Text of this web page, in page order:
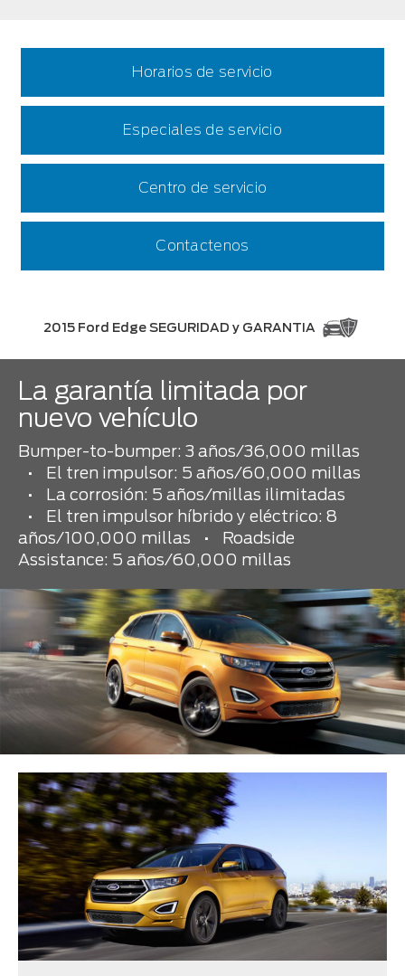
Horarios de servicio
Especiales de servicio
Centro de servicio
Contactenos
2015 Ford Edge SEGURIDAD y GARANTIA
La garantía limitada por
nuevo vehículo
Bumper-to-bumper: 3 años/36,000 millas
•
El tren impulsor: 5 años/60,000 millas
•
La corrosión: 5 años/millas ilimitadas
•
El tren impulsor híbrido y eléctrico: 8
años/100,000 millas
•
Roadside
Assistance: 5 años/60,000 millas